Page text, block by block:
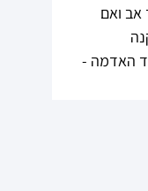
אב ואם
האדמה -